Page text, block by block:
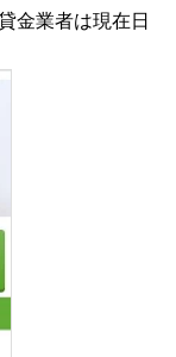
金業者は現在日